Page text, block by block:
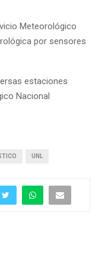
Meteorológico
por sensores
estaciones
Nacional
UNL